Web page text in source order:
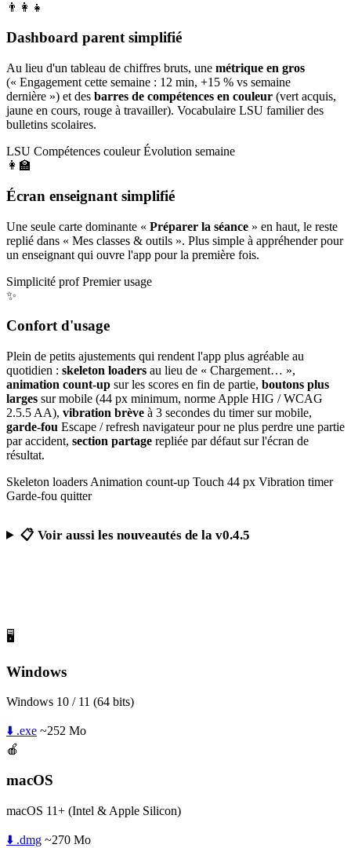
👨‍👩‍👧
Dashboard parent simplifié
Au lieu d'un tableau de chiffres bruts, une métrique en gros
(« Engagement cette semaine : 12 min, +15 % vs semaine
dernière ») et des barres de compétences en couleur (vert acquis,
jaune en cours, rouge à travailler). Vocabulaire LSU familier des
bulletins scolaires.
LSU Compétences couleur Évolution semaine
👩‍🏫
Écran enseignant simplifié
Une seule carte dominante « Préparer la séance » en haut, le reste
replié dans « Mes classes & outils ». Plus simple à appréhender pour
un enseignant qui ouvre l'app pour la première fois.
Simplicité prof Premier usage
✨
Confort d'usage
Plein de petits ajustements qui rendent l'app plus agréable au
quotidien : skeleton loaders au lieu de « Chargement… »,
animation count-up sur les scores en fin de partie, boutons plus
larges sur mobile (44 px minimum, norme Apple HIG / WCAG
2.5.5 AA), vibration brève à 3 secondes du timer sur mobile,
garde-fou Escape / refresh navigateur pour ne plus perdre une partie
par accident, section partage repliée par défaut sur l'écran de
résultat.
Skeleton loaders Animation count-up Touch 44 px Vibration timer
Garde-fou quitter
📋 Voir aussi les nouveautés de la v0.4.5
🖥️
Windows
Windows 10 / 11 (64 bits)
⬇️ .exe ~252 Mo
🍎
macOS
macOS 11+ (Intel & Apple Silicon)
⬇️ .dmg ~270 Mo